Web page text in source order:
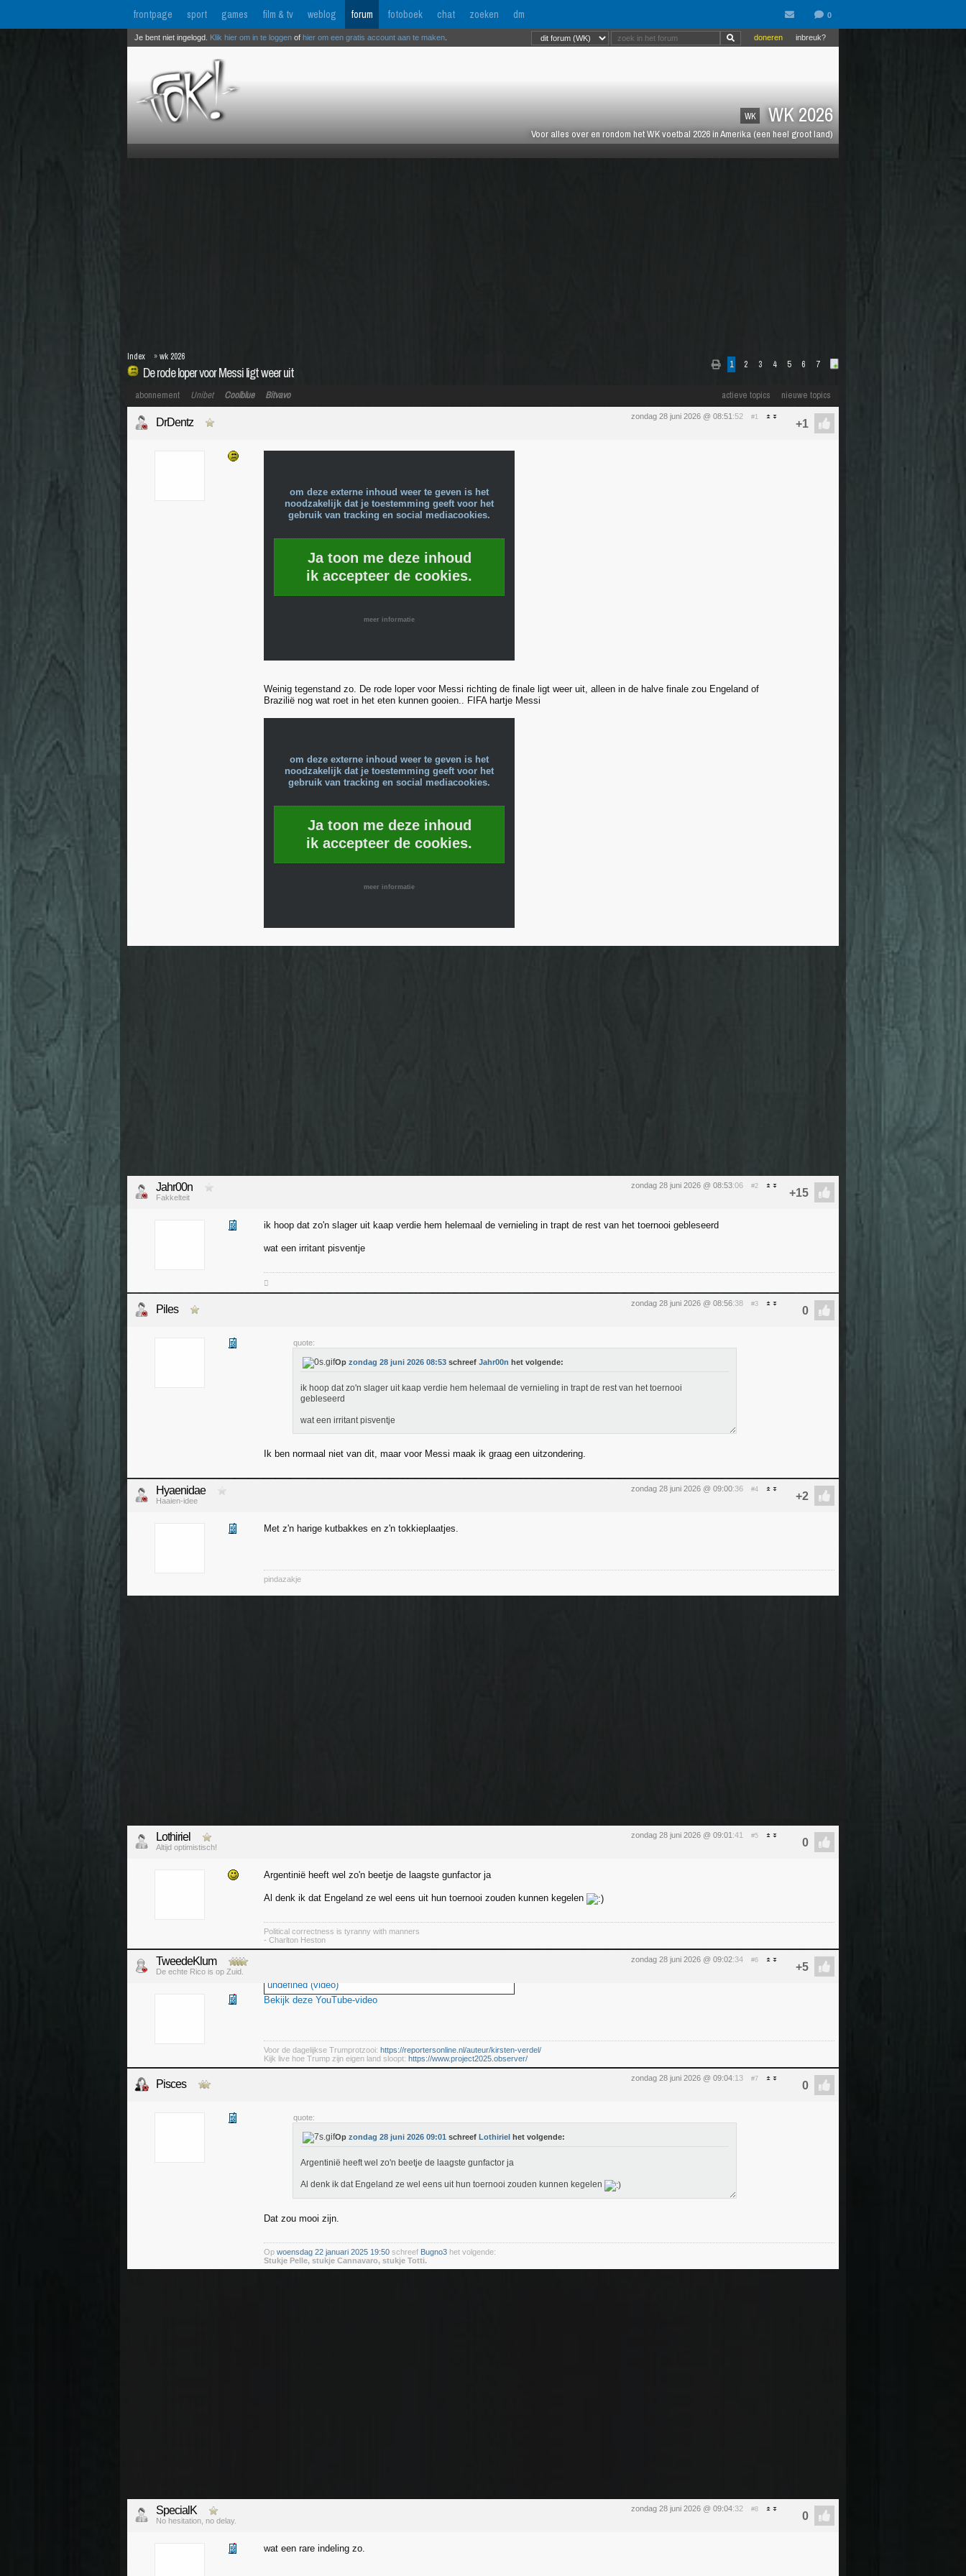
frontpage sport games film & tv weblog forum fotoboek chat zoeken dm
WK WK 2026
Voor alles over en rondom het WK voetbal 2026 in Amerika (een heel groot land)
inbreuk?
doneren
Je bent niet ingelogd. Klik hier om in te loggen of hier om een gratis account aan te maken
1 2 3 4 5 6 7
De rode loper voor Messi ligt weer uit
Index »wk 2026
actieve topics nieuwe topics
abonnement Unibet Coolblue Bitvavo
zondag 28 juni 2026 @ 08:51 :52 #1
DrDentz
om deze externe inhoud weer te geven is het
noodzakelijk dat je toestemming geeft voor het
gebruik van tracking en social mediacookies.
Ja toon me deze inhoud
ik accepteer de cookies.
meer informatie
Weinig tegenstand zo. De rode loper voor Messi richting de finale ligt weer uit, alleen in de halve finale zou Engeland of
Brazilië nog wat roet in het eten kunnen gooien.. FIFA hartje Messi
om deze externe inhoud weer te geven is het
noodzakelijk dat je toestemming geeft voor het
gebruik van tracking en social mediacookies.
Ja toon me deze inhoud
ik accepteer de cookies.
meer informatie
zondag 28 juni 2026 @ 08:53:06 #2
Jahr00n
Fakkelteit
ik hoop dat zo'n slager uit kaap verdie hem helemaal de vernieling in trapt de rest van het toernooi gebleseerd
wat een irritant pisventje

zondag 28 juni 2026 @ 08:56:38 #3
Piles
quote:
Op zondag 28 juni 2026 08:53 schreef Jahr00n het volgende:
ik hoop dat zo'n slager uit kaap verdie hem helemaal de vernieling in trapt de rest van het toernooi
gebleseerd
wat een irritant pisventje
Ik ben normaal niet van dit, maar voor Messi maak ik graag een uitzondering.
zondag 28 juni 2026 @ 09:00:36 #4
Hyaenidae
Haaien-idee
Met z'n harige kutbakkes en z'n tokkieplaatjes.
pindazakje
zondag 28 juni 2026 @ 09:01 :41 #5
Lothiriel
Altijd optimistisch!
Argentinië heeft wel zo'n beetje de laagste gunfactor ja
Al denk ik dat Engeland ze wel eens uit hun toernooi zouden kunnen kegelen
Political correctness is tyranny with manners
- Charlton Heston
zondag 28 juni 2026 @ 09:02:34 #6
TweedeKlum
De echte Rico is op Zuid.
undefined (video)
Bekijk deze YouTube-video
Voor de dagelijkse Trumprotzooi: https://reportersonline.nl/auteur/kirsten-verdel/
Kijk live hoe Trump zijn eigen land sloopt: https://www.project2025.observer/
zondag 28 juni 2026 @ 09:04:13 #7
Pisces
quote:
Op zondag 28 juni 2026 09:01 schreef Lothiriel het volgende:
Argentinië heeft wel zo'n beetje de laagste gunfactor ja
Al denk ik dat Engeland ze wel eens uit hun toernooi zouden kunnen kegelen
Dat zou mooi zijn.
Op woensdag 22 januari 2025 19:50 schreef Bugno3 het volgende:
Stukje Pelle, stukje Cannavaro, stukje Totti.
zondag 28 juni 2026 @ 09:04:32 #8
SpecialK
No hesitation, no delay.
wat een rare indeling zo.